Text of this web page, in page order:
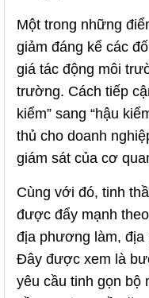
Một trong những
giảm đáng kể các
giá tác động môi
trường. Cách tiếp
kiểm” sang “hậu
thủ cho doanh
giám sát của cơ
Cùng với đó, tinh
được đẩy mạnh
địa phương làm, địa
Đây được xem là
yêu cầu tinh gọn bộ